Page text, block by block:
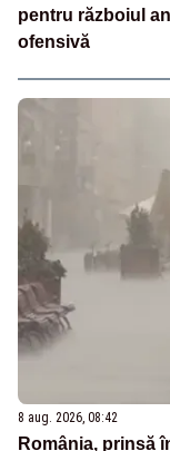
pentru războiul
ofensivă
8 aug. 2026, 08:42
România, prinsă